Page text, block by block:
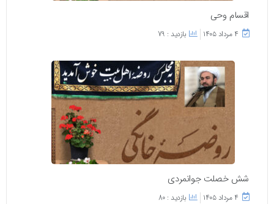
اقسام وحی
۴ مرداد ۱۴۰۵ بازدید : 79
شش خصلت جوانمردی
۴ مرداد ۱۴۰۵ بازدید : 80